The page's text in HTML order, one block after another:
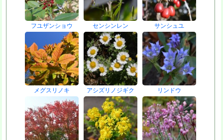
フユザンショウ センシンレン サンシュユ
メグスリノキ アシズリノジギク リンドウ